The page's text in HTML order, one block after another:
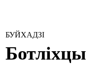
БУЙХАДЗІ
Ботліхцы